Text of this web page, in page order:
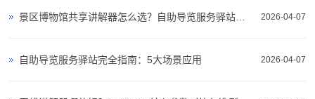
2026-04-07
2026-04-07
自助导览服务驿站完全指南：5大场景应用